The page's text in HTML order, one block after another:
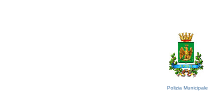
Polizia Municipale